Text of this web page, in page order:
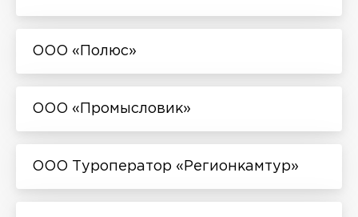
ООО «Полюс»
ООО «Промысловик»
ООО Туроператор «Регионкамтур»